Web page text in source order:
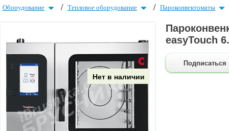
Оборудование / Тепловое оборудование / Пароконвектоматы
Нет в наличии
easyTouch
Подписаться